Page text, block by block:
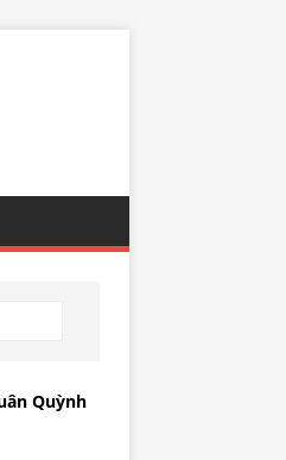
Quỳnh